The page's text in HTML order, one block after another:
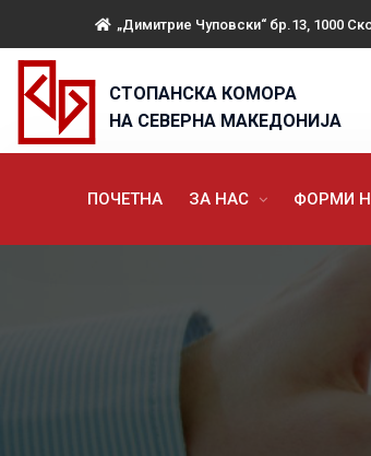
„Димитрие Чуповски“ бр.13, 1000
СТОПАНСКА КОМОРА
НА СЕВЕРНА МАКЕДОНИЈА
ПОЧЕТНА ЗА НАС ФОРМИ